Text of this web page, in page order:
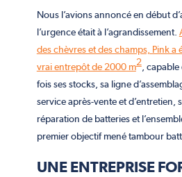
Nous l’avions annoncé en début
l’urgence était à l’agrandissement.
des chèvres et des champs, Pink a
vrai entrepôt de 2000 m2, capable
fois ses stocks, sa ligne
service après-vente et d’entretien,
réparation de batteries et
premier objectif mené tambour
UNE ENTREPRISE